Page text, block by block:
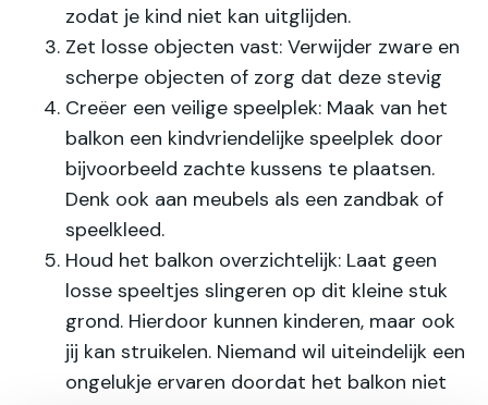
zodat je kind niet kan uitglijden.
Zet losse objecten vast: Verwijder zware en
scherpe objecten of zorg dat deze stevig
Creëer een veilige speelplek: Maak van het
balkon een kindvriendelijke speelplek door
bijvoorbeeld zachte kussens te plaatsen.
Denk ook aan meubels als een zandbak of
speelkleed.
Houd het balkon overzichtelijk: Laat geen
losse speeltjes slingeren op dit kleine stuk
grond. Hierdoor kunnen kinderen, maar ook
jij kan struikelen. Niemand wil uiteindelijk een
ongelukje ervaren doordat het balkon niet